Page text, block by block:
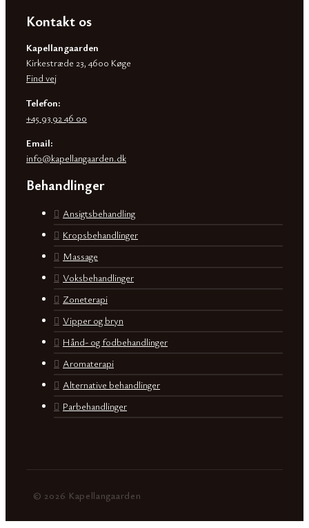
Kontakt os
Kapellangaarden
Kirkestræde 23, 4600 Køge
Find vej
Telefon:
+45 93 92 46 00
Email:
info@kapellangaarden.dk
Behandlinger
Ansigtsbehandling
Kropsbehandlinger
Massage
Voksbehandlinger
Zoneterapi
Vipper og bryn
Hånd- og fodbehandlinger
Aromaterapi
Alternative behandlinger
Parbehandlinger
© 2026 Kapellangaarden